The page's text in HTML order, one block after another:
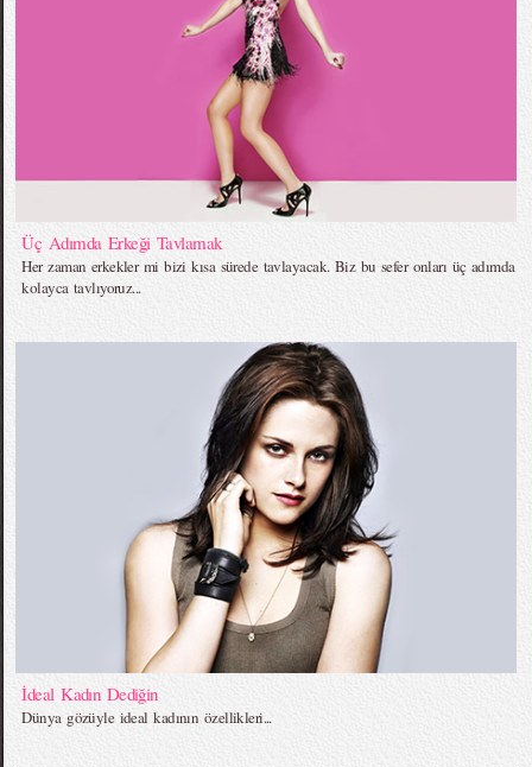
Üç Adımda Erkeği Tavlamak
Her zaman erkekler mi bizi kısa sürede tavlayacak. Biz bu sefer onları üç adımda
kolayca tavlıyoruz...
İdeal Kadın Dediğin
Dünya gözüyle ideal kadının özellikleri...